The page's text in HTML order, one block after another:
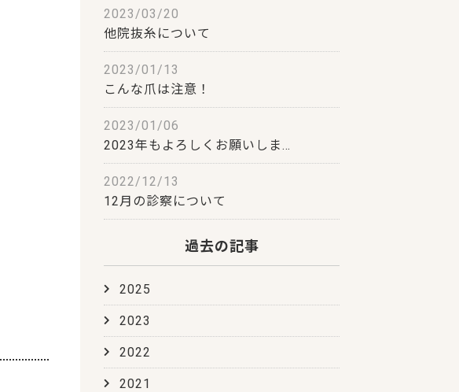
2023/03/20
他院抜糸について
2023/01/13
こんな爪は注意！
2023/01/06
2023年もよろしくお願いしま…
2022/12/13
12月の診察について
過去の記事
2025
2023
2022
2021